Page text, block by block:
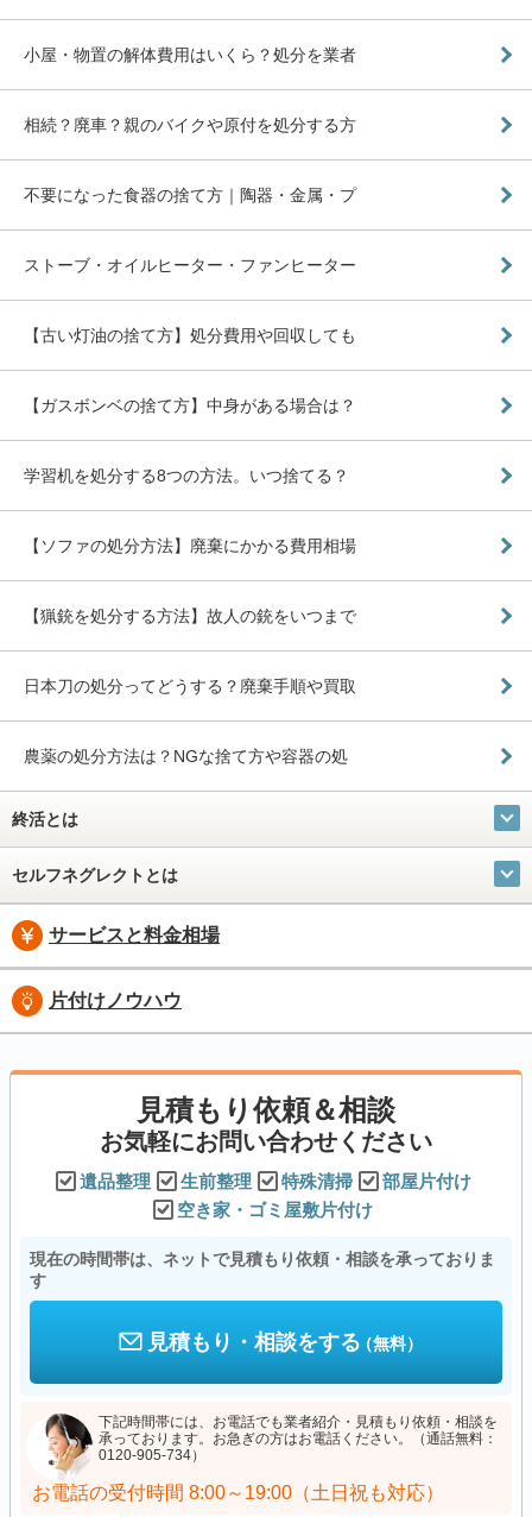
小屋・物置の解体費用はいくら？処分を業者
相続？廃車？親のバイクや原付を処分する方
不要になった食器の捨て方｜陶器・金属・プ
ストーブ・オイルヒーター・ファンヒーター
【古い灯油の捨て方】処分費用や回収しても
【ガスボンベの捨て方】中身がある場合は？
学習机を処分する8つの方法。いつ捨てる？
【ソファの処分方法】廃棄にかかる費用相場
【猟銃を処分する方法】故人の銃をいつまで
日本刀の処分ってどうする？廃棄手順や買取
農薬の処分方法は？NGな捨て方や容器の処
終活とは
セルフネグレクトとは
サービスと料金相場
片付けノウハウ
見積もり依頼＆相談
お気軽にお問い合わせください
遺品整理 生前整理 特殊清掃
部屋片付け
空き家・ゴミ屋敷片付け
現在の時間帯は、ネットで見積もり依頼・相談を承っておりま
す
見積もり・相談をする（無料）
下記時間帯には、お電話でも業者紹介・見積もり依頼・相談を
承っております。お急ぎの方はお電話ください。（通話無料：
0120-905-734）
お電話の受付時間 8:00～19:00（土日祝も対応）